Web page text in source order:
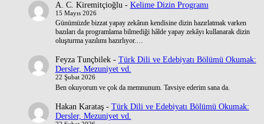
A. C. Kiremitçioğlu - Kelime Dizin Programı
15 Mayıs 2026
Günümüzde bizzat yapay zekânın kendisine dizin hazırlatmak varken
bazıları da programlama bilmediği hâlde yapay zekâyı kullanarak dizin
oluşturma yazılımı hazırlıyor.…
Feyza Tunçbilek- Türk Dili ve Edebiyatı Bölümü Okumak:
Dersler, Mezuniyet vd.
22 Şubat 2026
Ben okuyorum ve çok da memnunum. Tavsiye ederim sana da.
Hakan Karataş- Türk Dili ve Edebiyatı Bölümü Okumak:
Dersler, Mezuniyet vd.